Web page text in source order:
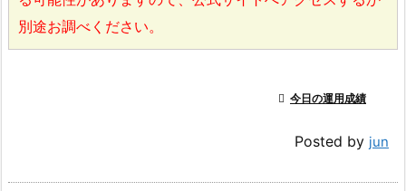
別途お調べください。
 今日の運用成績
Posted by jun